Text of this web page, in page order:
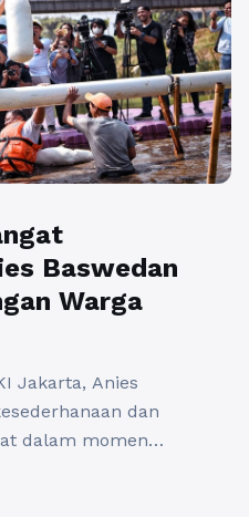
Baswedan
Warga
Jakarta, Anies
dan
dalam momen
(17/8). Pada pukul 07.30